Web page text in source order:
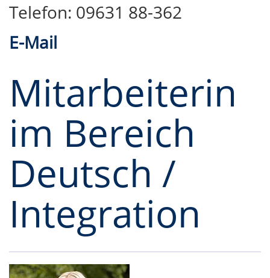
Telefon: 09631 88-362
E-Mail
Mitarbeiterin
im Bereich
Deutsch /
Integration